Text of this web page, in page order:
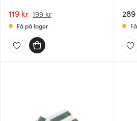
119 kr 199 kr
Få på lager